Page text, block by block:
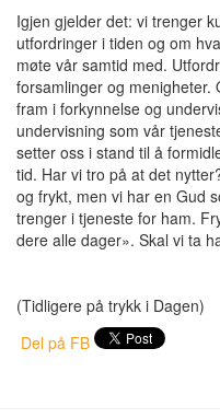
Igjen gjelder det: vi trenger
utfordringer i tiden og om
møte vår samtid med.
forsamlinger og menigheter.
fram i forkynnelse og
undervisning som vår
setter oss i stand til å
tid. Har vi tro på at det
og frykt, men vi har en Gud
trenger i tjeneste for ham.
dere alle dager». Skal vi ta
(Tidligere på trykk i Dagen)
Del på FB